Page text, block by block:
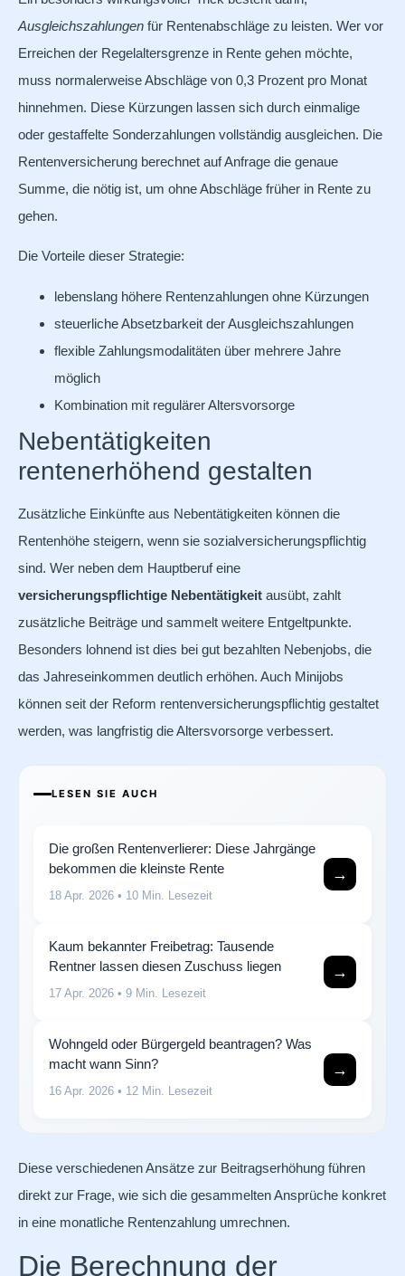
Ausgleichszahlungen für Rentenabschläge zu leisten. Wer vor
Erreichen der Regelaltersgrenze in Rente gehen möchte,
muss normalerweise Abschläge von 0,3 Prozent pro Monat
hinnehmen. Diese Kürzungen lassen sich durch einmalige
oder gestaffelte Sonderzahlungen vollständig ausgleichen. Die
Rentenversicherung berechnet auf Anfrage die genaue
Summe, die nötig ist, um ohne Abschläge früher in Rente zu
gehen.
Die Vorteile dieser Strategie:
lebenslang höhere Rentenzahlungen ohne Kürzungen
steuerliche Absetzbarkeit der Ausgleichszahlungen
flexible Zahlungsmodalitäten über mehrere Jahre
möglich
Kombination mit regulärer Altersvorsorge
Nebentätigkeiten
rentenerhöhend gestalten
Zusätzliche Einkünfte aus Nebentätigkeiten können die
Rentenhöhe steigern, wenn sie sozialversicherungspflichtig
sind. Wer neben dem Hauptberuf eine
versicherungspflichtige Nebentätigkeit ausübt, zahlt
zusätzliche Beiträge und sammelt weitere Entgeltpunkte.
Besonders lohnend ist dies bei gut bezahlten Nebenjobs, die
das Jahreseinkommen deutlich erhöhen. Auch Minijobs
können seit der Reform rentenversicherungspflichtig gestaltet
werden, was langfristig die Altersvorsorge verbessert.
LESEN SIE AUCH
Die großen Rentenverlierer: Diese Jahrgänge
bekommen die kleinste Rente
18 Apr. 2026 • 10 Min. Lesezeit
→
Kaum bekannter Freibetrag: Tausende
Rentner lassen diesen Zuschuss liegen
17 Apr. 2026 • 9 Min. Lesezeit
→
Wohngeld oder Bürgergeld beantragen? Was
macht wann Sinn?
16 Apr. 2026 • 12 Min. Lesezeit
→
Diese verschiedenen Ansätze zur Beitragserhöhung führen
direkt zur Frage, wie sich die gesammelten Ansprüche konkret
in eine monatliche Rentenzahlung umrechnen.
Die Berechnung der